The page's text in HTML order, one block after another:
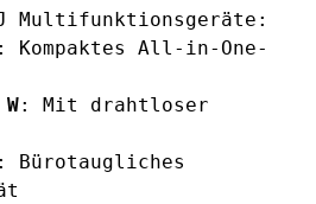
J Multifunktionsgeräte:
: Kompaktes All-in-One-
: Mit drahtloser
: Bürotaugliches